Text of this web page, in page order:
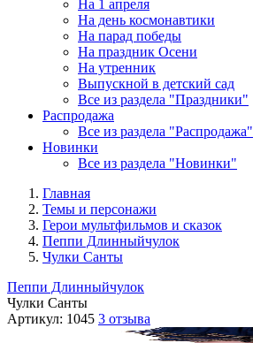
На 1 апреля
На день космонавтики
На парад победы
На праздник Осени
На утренник
Выпускной в детский сад
Все из раздела "Праздники"
Распродажа
Все из раздела "Распродажа"
Новинки
Все из раздела "Новинки"
Главная
Темы и персонажи
Герои мультфильмов и сказок
Пеппи Длинныйчулок
Чулки Санты
Пеппи Длинныйчулок
Чулки Санты
Артикул: 1045 3 отзыва